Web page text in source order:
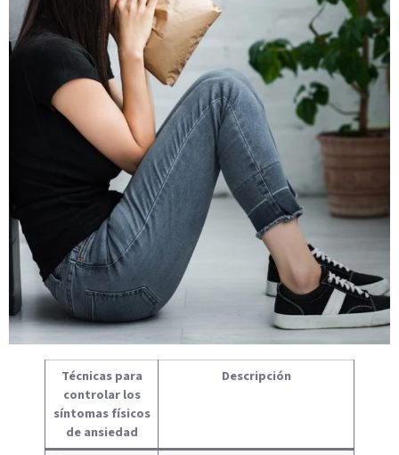
Técnicas para
controlar los
síntomas físicos
de ansiedad
Descripción